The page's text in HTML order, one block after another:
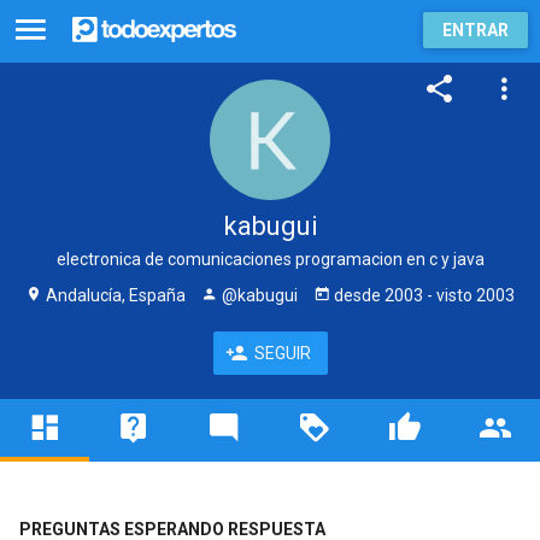
ENTRAR
kabugui
electronica de comunicaciones programacion en c y java
Andalucía, España
@kabugui desde 2003 - visto 2003
SEGUIR
PREGUNTAS ESPERANDO RESPUESTA